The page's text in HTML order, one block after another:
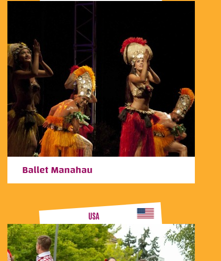
Ballet Manahau
USA